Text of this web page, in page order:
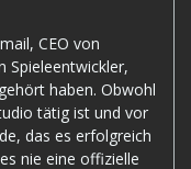
CEO von
Spieleentwickler,
haben. Obwohl
tätig ist und vor
das es erfolgreich
nie eine offizielle